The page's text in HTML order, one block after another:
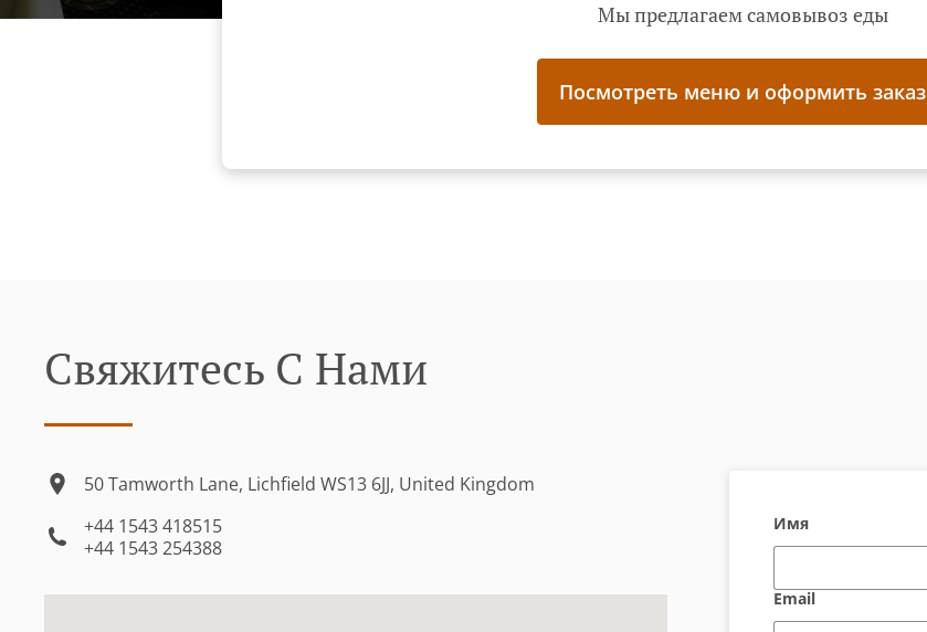
Мы предлагаем самовывоз еды
Посмотреть меню и оформить заказ
Свяжитесь С Нами
50 Tamworth Lane, Lichfield WS13 6JJ, United Kingdom
+44 1543 418515
+44 1543 254388
Имя
Email